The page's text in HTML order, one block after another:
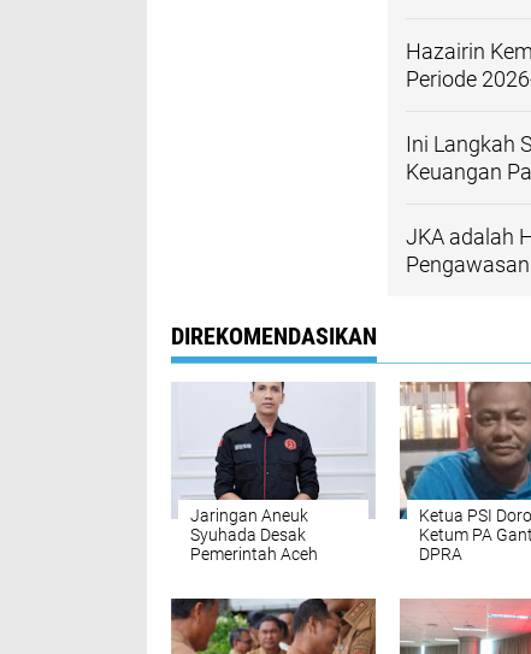
Hazairin
Periode
Ini Langkah
Keuangan
JKA adalah
DIREKOMENDASIKAN
Jaringan Aneuk
Syuhada Desak
Pemerintah Aceh
Ketua PSI
Ketum PA
DPRA